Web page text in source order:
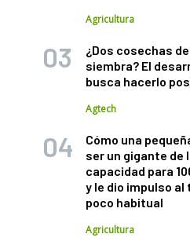
Agricultura
¿Dos cosechas
siembra? El
busca hacerlo
Agtech
Cómo una
ser un gigante de
capacidad para
y le dio impulso al
poco habitual
Agricultura